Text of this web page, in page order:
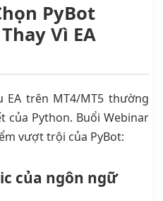
PyBot
Vì EA
trên MT4/MT5 thường
của Python. Buổi Webinar
vượt trội của PyBot:
của ngôn ngữ